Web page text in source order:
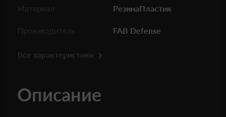
Материал РезинаПластик
Производитель FAB Defense
Все характеристики
Описание